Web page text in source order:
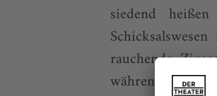
siedend
rauchende
während sie